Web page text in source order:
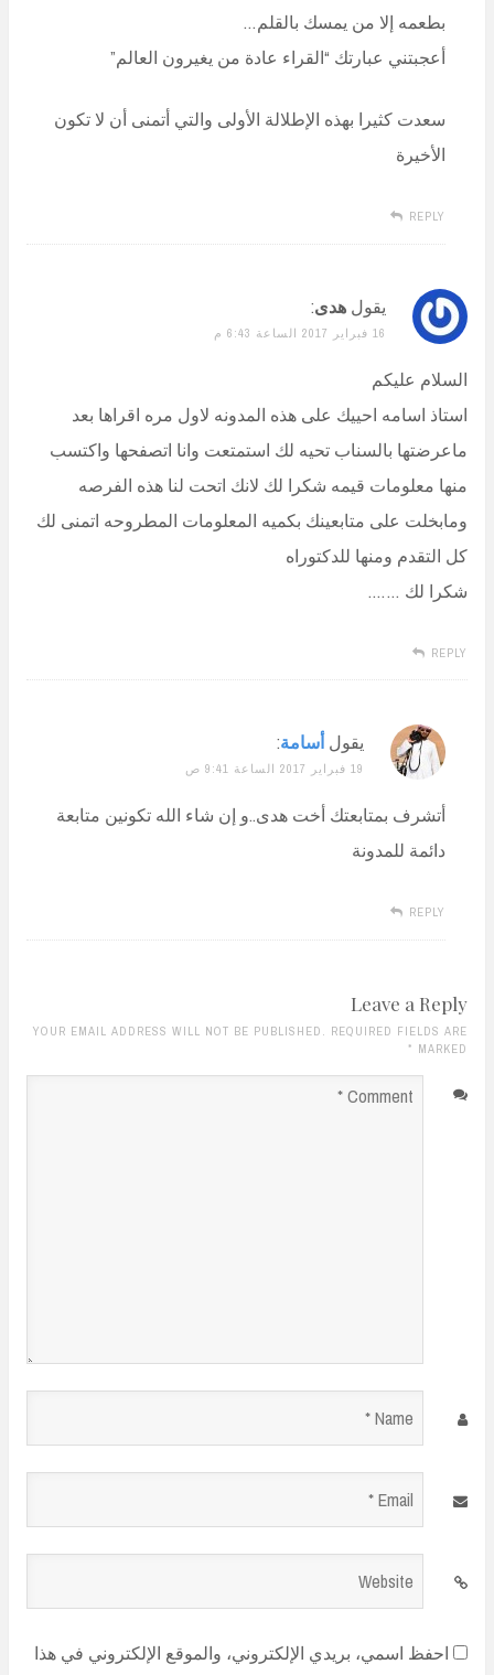
بطعمه إلا من يمسك بالقلم…
أعجبتني عبارتك “القراء عادة من يغيرون العالم”
سعدت كثيرا بهذه الإطلالة الأولى والتي أتمنى أن لا تكون
الأخيرة
REPLY
يقول هدى:
16 فبراير 2017 الساعة 6:43 م
السلام عليكم
استاذ اسامه احييك على هذه المدونه لاول مره اقراها بعد
ماعرضتها بالسناب تحيه لك استمتعت وانا اتصفحها واكتسب
منها معلومات قيمه شكرا لك لانك اتحت لنا هذه الفرصه
ومابخلت على متابعينك بكميه المعلومات المطروحه اتمنى لك
كل التقدم ومنها للدكتوراه
شكرا لك …….
REPLY
يقول أسامة:
19 فبراير 2017 الساعة 9:41 ص
أتشرف بمتابعتك أخت هدى..و إن شاء الله تكونين متابعة
دائمة للمدونة
REPLY
Leave a Reply
YOUR EMAIL ADDRESS WILL NOT BE PUBLISHED. REQUIRED FIELDS ARE
MARKED
*
Comment
Name
Email
Website
احفظ اسمي، بريدي الإلكتروني، والموقع الإلكتروني في هذا